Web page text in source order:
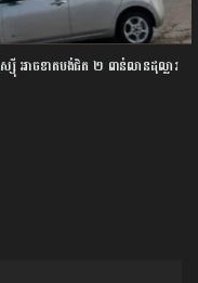
ង់ជិត ២ ពាន់លានដុល្លារ